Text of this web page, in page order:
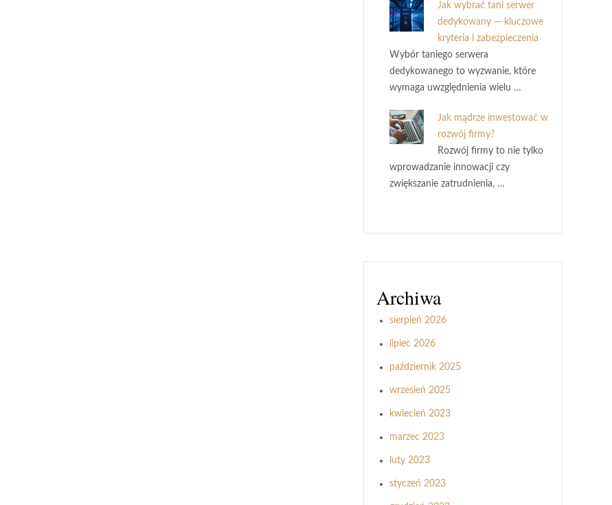
Jak wybrać tani serwer
dedykowany — kluczowe
kryteria i zabezpieczenia
Wybór taniego serwera
dedykowanego to wyzwanie, które
wymaga uwzględnienia wielu …
Jak mądrze inwestować w
rozwój firmy?
Rozwój firmy to nie tylko
wprowadzanie innowacji czy
zwiększanie zatrudnienia, …
Archiwa
sierpień 2026
lipiec 2026
październik 2025
wrzesień 2025
kwiecień 2023
marzec 2023
luty 2023
styczeń 2023